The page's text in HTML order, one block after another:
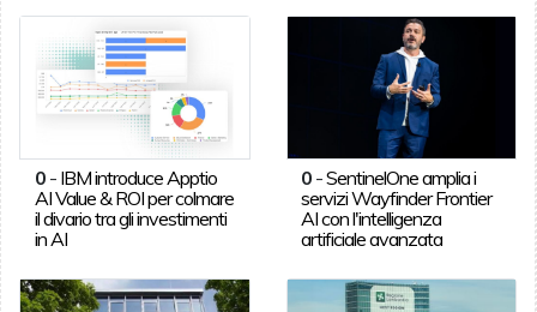
0- IBM introduce Apptio
AI Value & ROI per colmare
il divario tra gli investimenti
in AI
0 -SentinelOne amplia i
servizi Wayfinder Frontier
AI con l'intelligenza
artificiale avanzata